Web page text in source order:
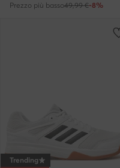
Prezzo più basso49,99 €-8%
Trending